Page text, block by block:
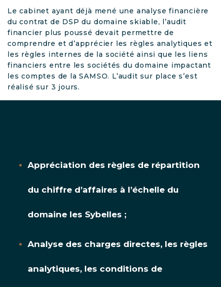
Le cabinet ayant déjà mené une analyse financière
du contrat de DSP du domaine skiable, l’audit
financier plus poussé devait permettre de
comprendre et d’apprécier les règles analytiques et
les règles internes de la société ainsi que les liens
financiers entre les sociétés du domaine impactant
les comptes de la SAMSO. L’audit sur place s’est
réalisé sur 3 jours.
Appréciation des règles de répartition
du chiffre d’affaires à l’échelle du
domaine les Sybelles ;
Analyse des charges directes, les règles
analytiques, les conditions de